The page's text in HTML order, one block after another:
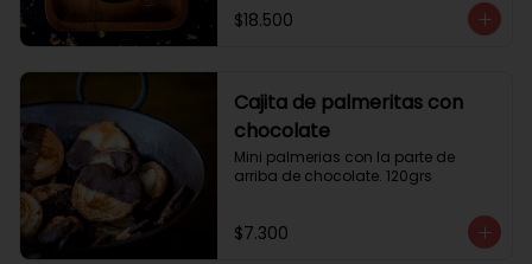
$18.500
Cajita de palmeritas con
chocolate
Mini palmerias con la parte de
arriba de chocolate. 120grs
$7.300